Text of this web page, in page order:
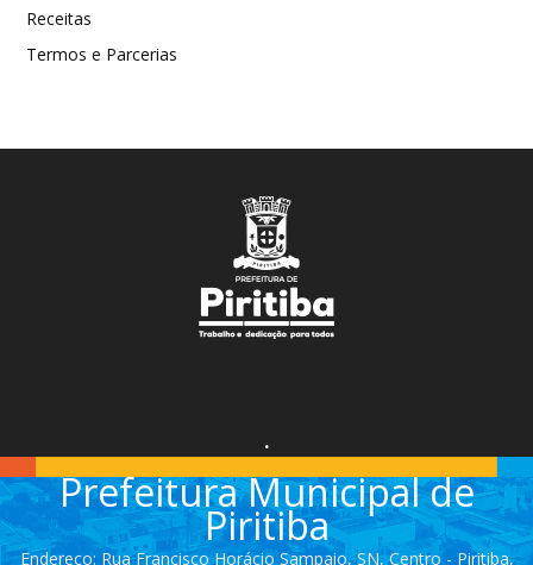
Receitas
Termos e Parcerias
.
Prefeitura Municipal de
Piritiba
Endereço: Rua Francisco Horácio Sampaio, SN, Centro - Piritiba,